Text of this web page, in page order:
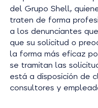
del Grupo Shell,
traten de forma
a los denunciantes
que su solicitud o
la forma más eficaz
se tramitan las
está a disposición de
consultores y